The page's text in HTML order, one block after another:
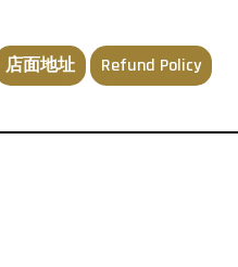
店面地址 Refund Policy